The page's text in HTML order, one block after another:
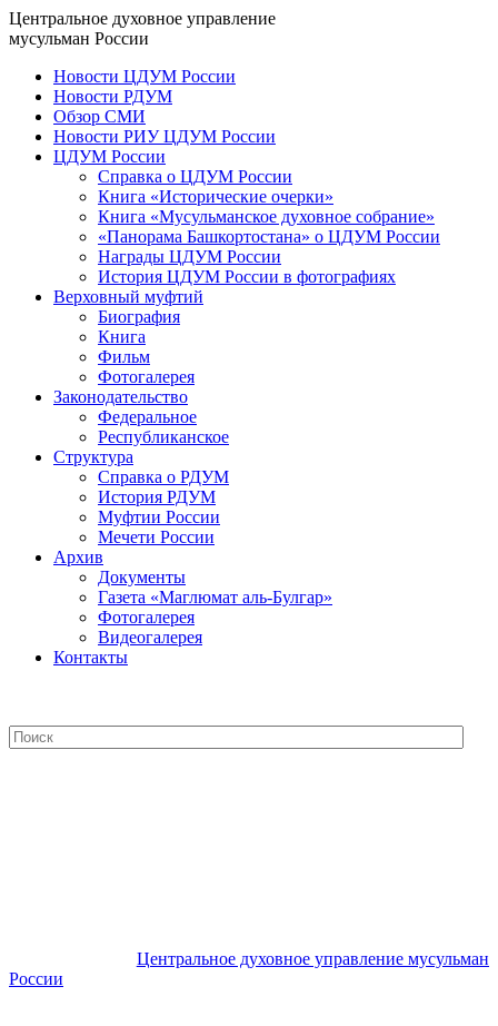
Центральное духовное управление
мусульман России
Новости ЦДУМ России
Новости РДУМ
Обзор СМИ
Новости РИУ ЦДУМ России
ЦДУМ России
Справка о ЦДУМ России
Книга «Исторические очерки»
Книга «Мусульманское духовное собрание»
«Панорама Башкортостана» о ЦДУМ России
Награды ЦДУМ России
История ЦДУМ России в фотографиях
Верховный муфтий
Биография
Книга
Фильм
Фотогалерея
Законодательство
Федеральное
Республиканское
Структура
Справка о РДУМ
История РДУМ
Муфтии России
Мечети России
Архив
Документы
Газета «Маглюмат аль-Булгар»
Фотогалерея
Видеогалерея
Контакты
Центральное духовное управление мусульман
России